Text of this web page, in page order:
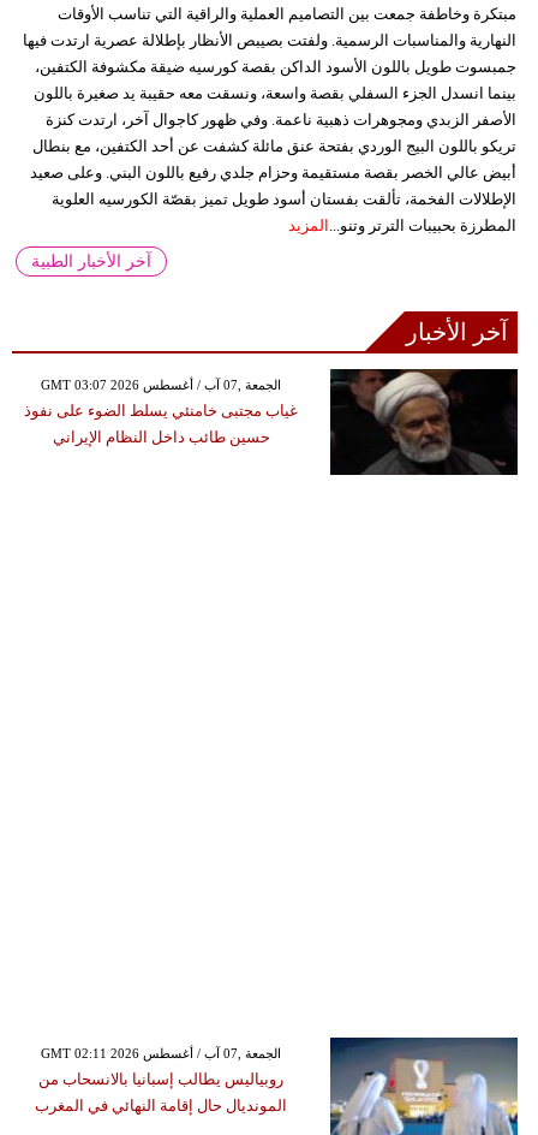
مبتكرة وخاطفة جمعت بين التصاميم العملية والراقية التي تناسب الأوقات
النهارية والمناسبات الرسمية. ولفتت بصيبص الأنظار بإطلالة عصرية ارتدت فيها
جمبسوت طويل باللون الأسود الداكن بقصة كورسيه ضيقة مكشوفة الكتفين،
بينما انسدل الجزء السفلي بقصة واسعة، ونسقت معه حقيبة يد صغيرة باللون
الأصفر الزبدي ومجوهرات ذهبية ناعمة. وفي ظهور كاجوال آخر، ارتدت كنزة
تريكو باللون البيج الوردي بفتحة عنق مائلة كشفت عن أحد الكتفين، مع بنطال
أبيض عالي الخصر بقصة مستقيمة وحزام جلدي رفيع باللون البني. وعلى صعيد
الإطلالات الفخمة، تألقت بفستان أسود طويل تميز بقصّة الكورسيه العلوية
المطرزة بحبيبات الترتر وتنو... المزيد
آخر الأخبار الطبية
آخر الأخبار
GMT 03:07 2026 الجمعة ,07 آب / أغسطس
غياب مجتبى خامنئي يسلط الضوء على نفوذ
حسين طائب داخل النظام الإيراني
GMT 02:11 2026 الجمعة ,07 آب / أغسطس
روبياليس يطالب إسبانيا بالانسحاب من
المونديال حال إقامة النهائي في المغرب